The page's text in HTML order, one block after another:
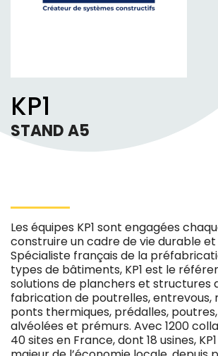
KP1
STAND A5
Les équipes KP1 sont engagées
construire un cadre de vie durable
Spécialiste français de la
types de bâtiments, KP1 est le
solutions de planchers et structures
fabrication de poutrelles, entrevous,
ponts thermiques, prédalles,
alvéolées et prémurs. Avec 1200
40 sites en France, dont 18 usines,